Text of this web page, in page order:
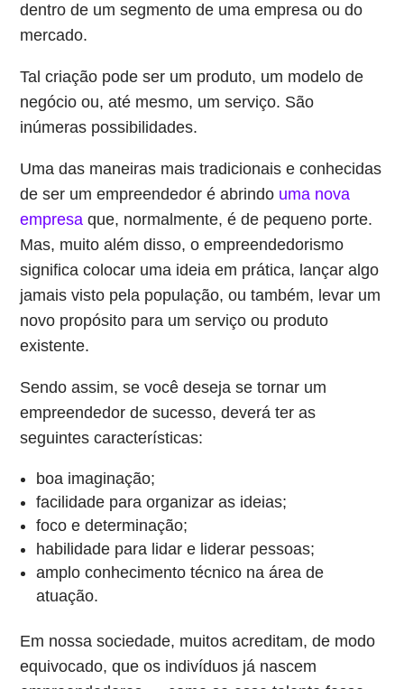
dentro de um segmento de uma empresa ou do
mercado.
Tal criação pode ser um produto, um modelo de
negócio ou, até mesmo, um serviço. São
inúmeras possibilidades.
Uma das maneiras mais tradicionais e conhecidas
de ser um empreendedor é abrindo uma nova
empresa que, normalmente, é de pequeno porte.
Mas, muito além disso, o empreendedorismo
significa colocar uma ideia em prática, lançar algo
jamais visto pela população, ou também, levar um
novo propósito para um serviço ou produto
existente.
Sendo assim, se você deseja se tornar um
empreendedor de sucesso, deverá ter as
seguintes características:
boa imaginação;
facilidade para organizar as ideias;
foco e determinação;
habilidade para lidar e liderar pessoas;
amplo conhecimento técnico na área de
atuação.
Em nossa sociedade, muitos acreditam, de modo
equivocado, que os indivíduos já nascem